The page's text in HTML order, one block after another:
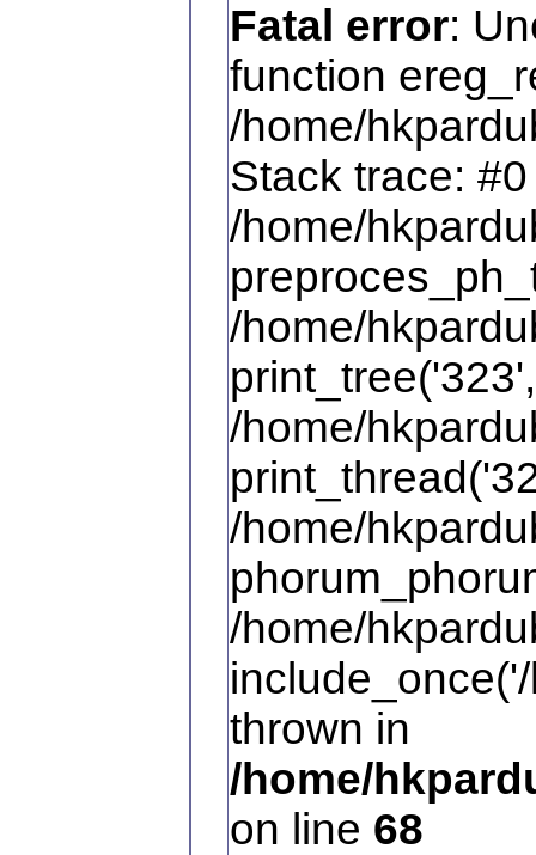
Fatal error:
function
/home/
Stack trace: #0
/home/
/home/
/home/
/home/
/home/
thrown in
/home/
on line 68